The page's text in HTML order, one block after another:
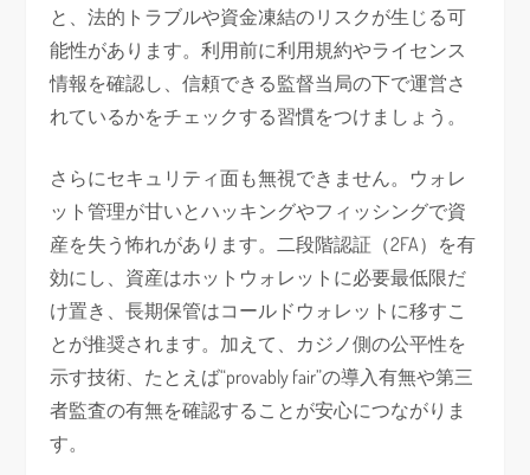
と、法的トラブルや資金凍結のリスクが生じる可
能性があります。利用前に利用規約やライセンス
情報を確認し、信頼できる監督当局の下で運営さ
れているかをチェックする習慣をつけましょう。
さらにセキュリティ面も無視できません。ウォレ
ット管理が甘いとハッキングやフィッシングで資
産を失う怖れがあります。二段階認証（2FA）を有
効にし、資産はホットウォレットに必要最低限だ
け置き、長期保管はコールドウォレットに移すこ
とが推奨されます。加えて、カジノ側の公平性を
示す技術、たとえば“provably fair”の導入有無や第三
者監査の有無を確認することが安心につながりま
す。